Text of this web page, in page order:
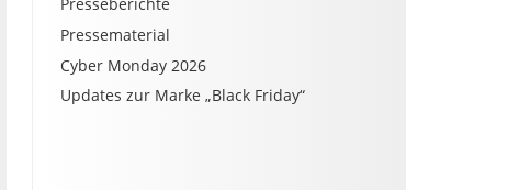
Pressematerial
Cyber Monday 2026
Updates zur Marke „Black Friday“